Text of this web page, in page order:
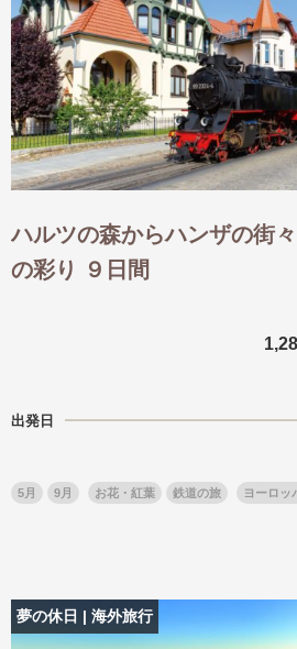
ハルツの森からハンザの街
の彩り ９日間
出発日
5月 9月 お花・紅葉 鉄道の旅 ヨーロッ
夢の休日 | 海外旅行